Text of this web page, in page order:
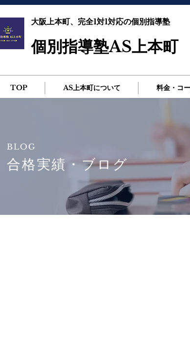
大阪上本町、完全1対1対応の個別指導塾
個別指導塾AS上本町
TOP AS上本町について 料金・コ
BLOG
合格実績・ブログ